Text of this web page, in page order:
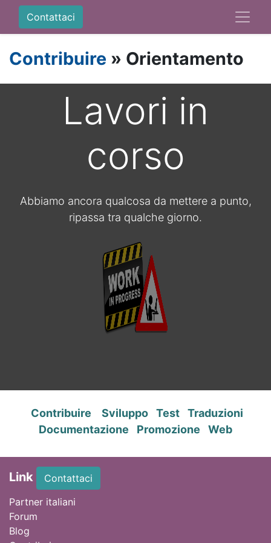
Contattaci
Contribuire » Orientamento
Lavori in
corso
Abbiamo ancora qualcosa da mettere a punto,
ripassa tra qualche giorno.
Contribuire Sviluppo Test
Traduzioni
Documentazione
Promozione Web
Link
Contattaci
Partner italiani
Forum
Blog